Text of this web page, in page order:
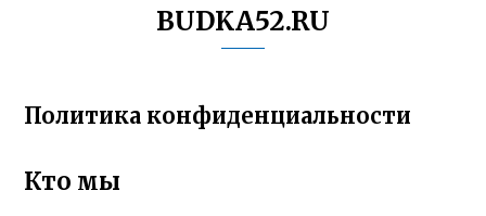
BUDKA52.RU
Политика конфиденциальности
Кто мы